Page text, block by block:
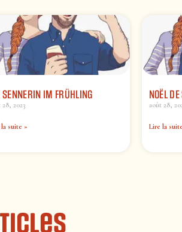
SENNERIN IM FRÜHLING
28, 2023
suite »
NOËL
août 28,
Lire la